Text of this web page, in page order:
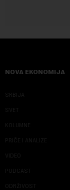
NOVA EKONOMIJA
SRBIJA
SVET
KOLUMNE
PRIČE I ANALIZE
VIDEO
PODCAST
ODRŽIVOST